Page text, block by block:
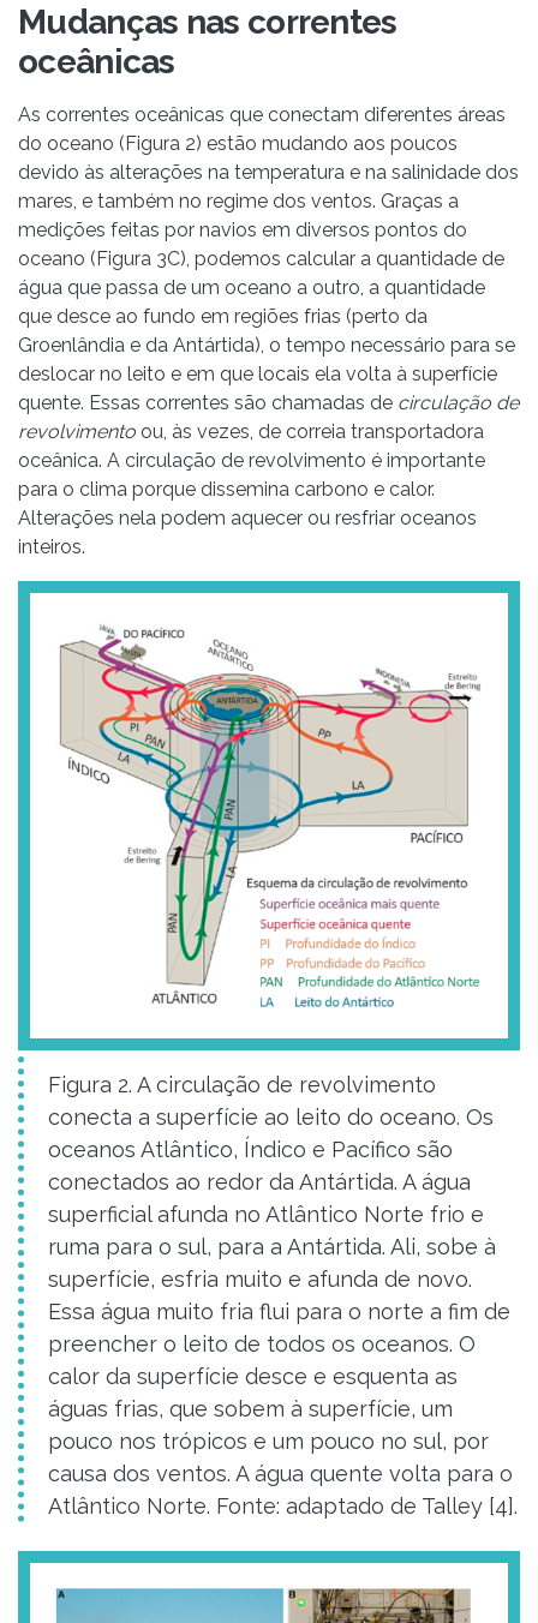
Mudanças nas correntes
oceânicas
As correntes oceânicas que conectam diferentes áreas
do oceano (Figura 2) estão mudando aos poucos
devido às alterações na temperatura e na salinidade dos
mares, e também no regime dos ventos. Graças a
medições feitas por navios em diversos pontos do
oceano (Figura 3C), podemos calcular a quantidade de
água que passa de um oceano a outro, a quantidade
que desce ao fundo em regiões frias (perto da
Groenlândia e da Antártida), o tempo necessário para se
deslocar no leito e em que locais ela volta à superfície
quente. Essas correntes são chamadas de circulação de
revolvimento ou, às vezes, de correia transportadora
oceânica. A circulação de revolvimento é importante
para o clima porque dissemina carbono e calor.
Alterações nela podem aquecer ou resfriar oceanos
inteiros.
Figura 2. A circulação de revolvimento
conecta a superfície ao leito do oceano. Os
oceanos Atlântico, Índico e Pacífico são
conectados ao redor da Antártida. A água
superficial afunda no Atlântico Norte frio e
ruma para o sul, para a Antártida. Ali, sobe à
superfície, esfria muito e afunda de novo.
Essa água muito fria flui para o norte a fim de
preencher o leito de todos os oceanos. O
calor da superfície desce e esquenta as
águas frias, que sobem à superfície, um
pouco nos trópicos e um pouco no sul, por
causa dos ventos. A água quente volta para o
Atlântico Norte. Fonte: adaptado de Talley [4].